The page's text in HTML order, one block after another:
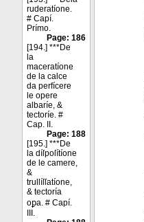
ruderatíone.
# Capí.
Prímo.
Page: 186
[194.] ***De
la
maceratíone
de la calce
da perfícere
le opere
albaríe, &
tectoríe. #
Cap. II.
Page: 188
[195.] ***De
la díſpoſítíone
de le camere,
&
trullíſſatíone,
& tectoría
oꝑa. # Capí.
III.